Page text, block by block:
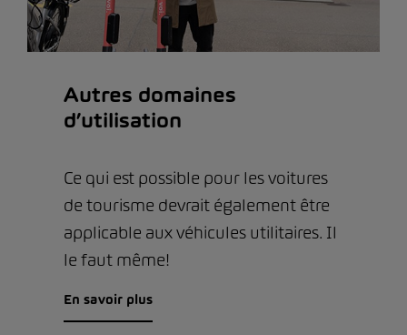
Autres domaines
d’utilisation
Ce qui est possible pour les voitures
de tourisme devrait également être
applicable aux véhicules utilitaires. Il
le faut même!
En savoir plus